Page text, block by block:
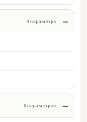
3 параметра
8 параметров